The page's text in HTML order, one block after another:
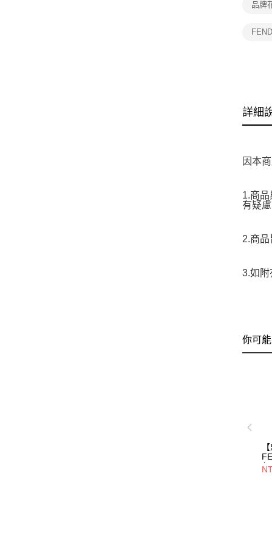
品牌
詳細
因本
1.商
有疑
2.商
3.如附
你可